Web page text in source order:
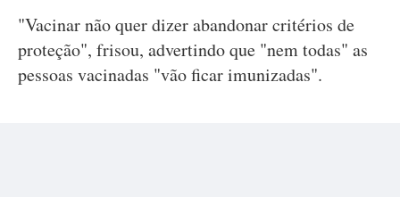
"Vacinar não quer dizer abandonar critérios de
proteção", frisou, advertindo que "nem todas" as
pessoas vacinadas "vão ficar imunizadas".